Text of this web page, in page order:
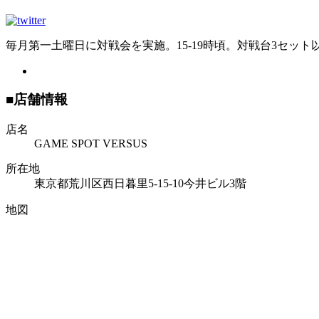
毎月第一土曜日に対戦会を実施。15-19時頃。対戦台3セット
■店舗情報
店名
GAME SPOT VERSUS
所在地
東京都荒川区西日暮里5-15-10今井ビル3階
地図